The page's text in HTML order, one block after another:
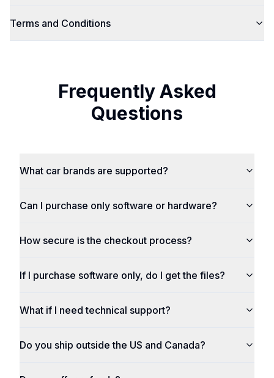
Terms and Conditions
Frequently Asked
Questions
What car brands are supported?
Can I purchase only software or hardware?
How secure is the checkout process?
If I purchase software only, do I get the files?
What if I need technical support?
Do you ship outside the US and Canada?